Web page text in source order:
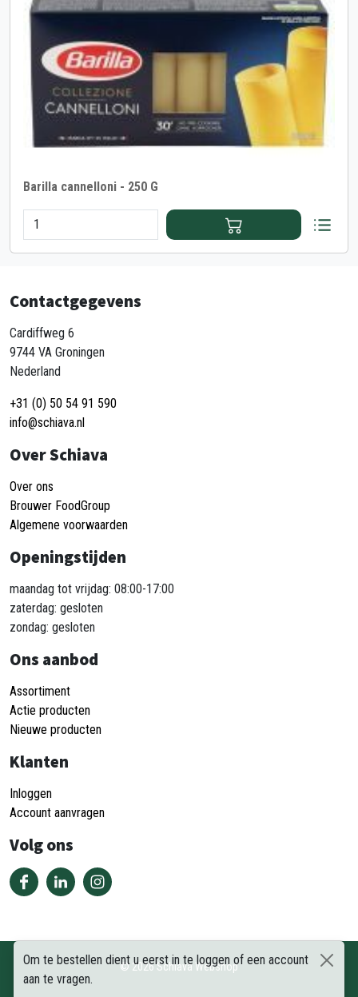
Barilla cannelloni - 250 G
Om te bestellen dient u eerst in te loggen of een account
aan te vragen.
Contactgegevens
Cardiffweg 6
9744 VA Groningen
Nederland
+31 (0) 50 54 91 590
info@schiava.nl
Over Schiava
Over ons
Brouwer FoodGroup
Algemene voorwaarden
Openingstijden
maandag tot vrijdag: 08:00-17:00
zaterdag: gesloten
zondag: gesloten
Ons aanbod
Assortiment
Actie producten
Nieuwe producten
Klanten
Inloggen
Account aanvragen
Volg ons
©2026Schiava Webshop